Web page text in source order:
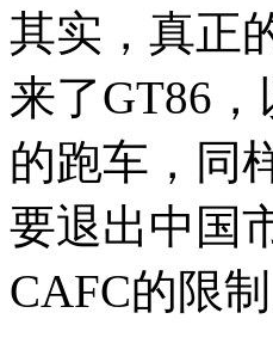
其实，真正
来了GT86
的跑车，同
要退出中国
CAFC的限制